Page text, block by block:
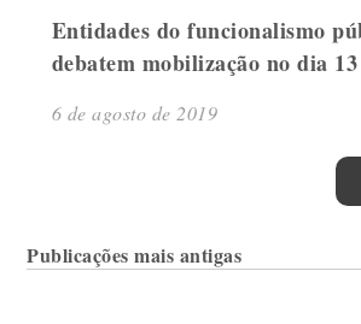
Entidades do funcionalismo
debatem mobilização no dia
6 de agosto de 2019
Navegação
Publicações mais antigas